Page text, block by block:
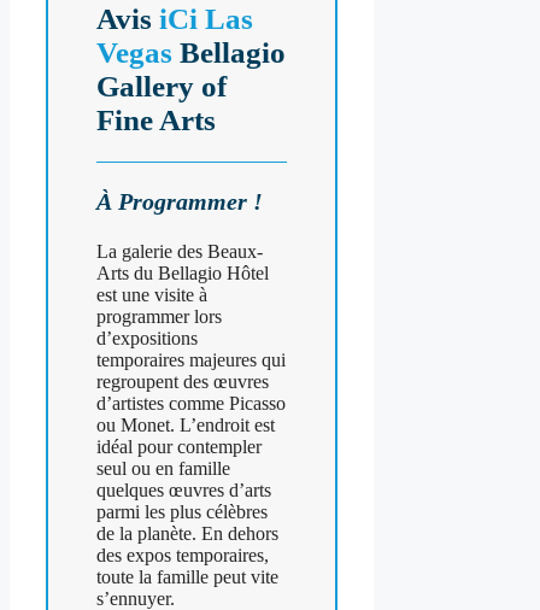
Avis iCi Las
Vegas Bellagio
Gallery of
Fine Arts
À Programmer !
La galerie des Beaux-
Arts du Bellagio Hôtel
est une visite à
programmer lors
d’expositions
temporaires majeures qui
regroupent des œuvres
d’artistes comme Picasso
ou Monet. L’endroit est
idéal pour contempler
seul ou en famille
quelques œuvres d’arts
parmi les plus célèbres
de la planète. En dehors
des expos temporaires,
toute la famille peut vite
s’ennuyer.